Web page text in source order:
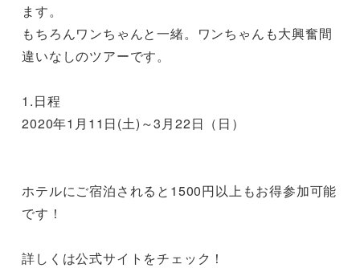
ます。
もちろんワンちゃんと一緒。ワンちゃんも大興奮間
違いなしのツアーです。
1.日程
2020年1月11日(土)～3月22日（日）
ホテルにご宿泊されると1500円以上もお得参加可能
です！
詳しくは公式サイトをチェック！